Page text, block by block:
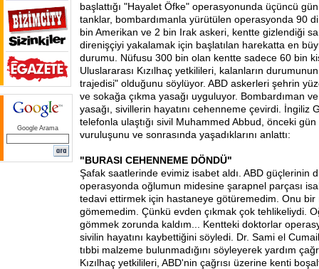
Google Arama
başlattığı "Hayalet Öfke" operasyonunda üçüncü
tanklar, bombardımanla yürütülen operasyonda 90
bin Amerikan ve 2 bin Irak askeri, kentte gizlendiği
direnişçiyi yakalamak için başlatılan harekatta en
durumu. Nüfusu 300 bin olan kentte sadece 60 bin
Uluslararası Kızılhaç yetkilileri, kalanların
trajedisi" olduğunu söylüyor. ABD askerleri şehrin
ve sokağa çıkma yasağı uyguluyor. Bombardıman
yasağı, sivillerin hayatını cehenneme çevirdi. İngiliz
telefonla ulaştığı sivil Muhammed Abbud, önceki
vuruluşunu ve sonrasında yaşadıklarını anlattı:
"BURASI CEHENNEME DÖNDÜ"
Şafak saatlerinde evimiz isabet aldı. ABD güçlerinin
operasyonda oğlumun midesine şarapnel parçası
tedavi ettirmek için hastaneye götüremedim. Onu bir
gömemedim. Çünkü evden çıkmak çok tehlikeliydi.
gömmek zorunda kaldım... Kentteki doktorlar
sivilin hayatını kaybettiğini söyledi. Dr. Sami el
tıbbi malzeme bulunmadığını söyleyerek yardım
Kızılhaç yetkilileri, ABD'nin çağrısı üzerine kenti